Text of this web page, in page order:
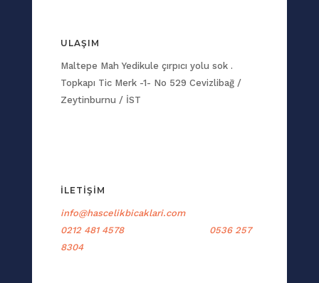
ULAŞIM
Maltepe Mah Yedikule çırpıcı yolu sok .
Topkapı Tic Merk -1- No 529 Cevizlibağ /
Zeytinburnu / İST
İLETİŞİM
info@hascelikbicaklari.com
0212 481 4578 0536 257
8304